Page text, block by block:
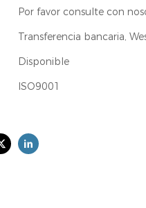
Por favor consulte con
Transferencia bancaria,
Disponible
ISO9001